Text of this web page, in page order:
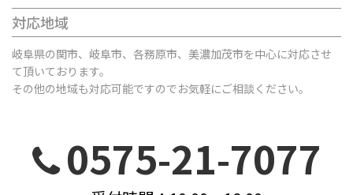
対応地域
岐阜県の関市、岐阜市、各務原市、美濃加茂市を中心に対応させ
て頂いております。
その他の地域も対応可能ですのでお気軽にご相談ください。
0575-21-7077